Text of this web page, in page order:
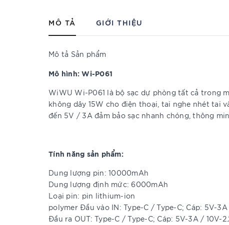
MÔ TẢ GIỚI THIỆU
Mô tả Sản phẩm
Mô hình: Wi-P061
WiWU Wi-P061 là bộ sạc dự phòng tất cả trong
không dây 15W cho điện thoại, tai nghe nhét tai
đến 5V / 3A đảm bảo sạc nhanh chóng, thông
Tính năng sản phẩm:
Dung lượng pin: 10000mAh
Dung lượng định mức: 6000mAh
Loại pin: pin lithium-ion
polymer Đầu vào IN: Type-C / Type-C; Cáp: 5V-3A
Đầu ra OUT: Type-C / Type-C; Cáp: 5V-3A / 10V-